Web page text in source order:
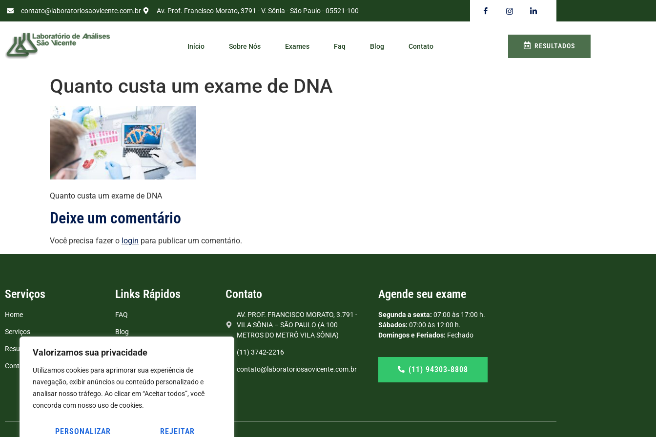
Valorizamos sua privacidade
Utilizamos cookies para aprimorar sua experiência de
navegação, exibir anúncios ou conteúdo personalizado e
analisar nosso tráfego. Ao clicar em “Aceitar todos”, você
concorda com nosso uso de cookies.
PERSONALIZAR REJEITAR
contato@laboratoriosaovicente.com.br Av. Prof. Francisco Morato, 3791 - V. Sônia - São Paulo - 05521-100
Início Sobre Nós Exames Faq Blog Contato RESULTADOS
Quanto custa um exame de DNA
Quanto custa um exame de DNA
Deixe um comentário
Você precisa fazer o login para publicar um comentário.
Serviços
Home
Serviços
Resultados de exames
Contato
Links Rápidos
FAQ
Blog
Politica de Privacidade
Termos e Condições
Contato
AV. PROF. FRANCISCO MORATO, 3.791 -
VILA SÔNIA – SÃO PAULO (A 100
METROS DO METRÔ VILA SÔNIA)
(11) 3742-2216
contato@laboratoriosaovicente.com.br
Agende seu exame
Segunda a sexta: 07:00 às 17:00 h.
Sábados: 07:00 às 12:00 h.
Domingos e Feriados: Fechado
(11) 94303‑8808